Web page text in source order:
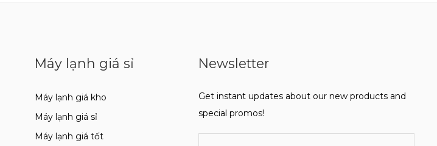
Máy lạnh giá sỉ
Máy lạnh giá kho
Máy lạnh giá sỉ
Máy lạnh giá tốt
Newsletter
Get instant updates about our new products and
special promos!